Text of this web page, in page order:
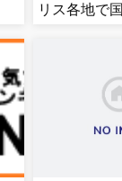
リス各地で